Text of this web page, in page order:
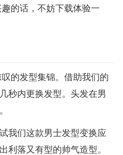
的话，不妨下载体验一
的发型集锦。借助我们的
秒内更换发型。头发在男
。
我们这款男士发型变换应
利落又有型的帅气造型。